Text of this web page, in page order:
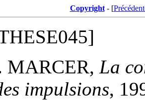
Copyright- [
MARCER, La
impulsions,